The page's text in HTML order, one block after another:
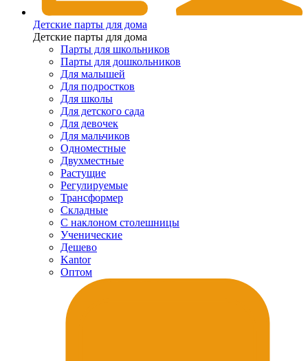
Детские парты для дома
Детские парты для дома
Парты для школьников
Парты для дошкольников
Для малышей
Для подростков
Для школы
Для детского сада
Для девочек
Для мальчиков
Одноместные
Двухместные
Растущие
Регулируемые
Трансформер
Складные
С наклоном столешницы
Ученические
Дешево
Kantor
Оптом